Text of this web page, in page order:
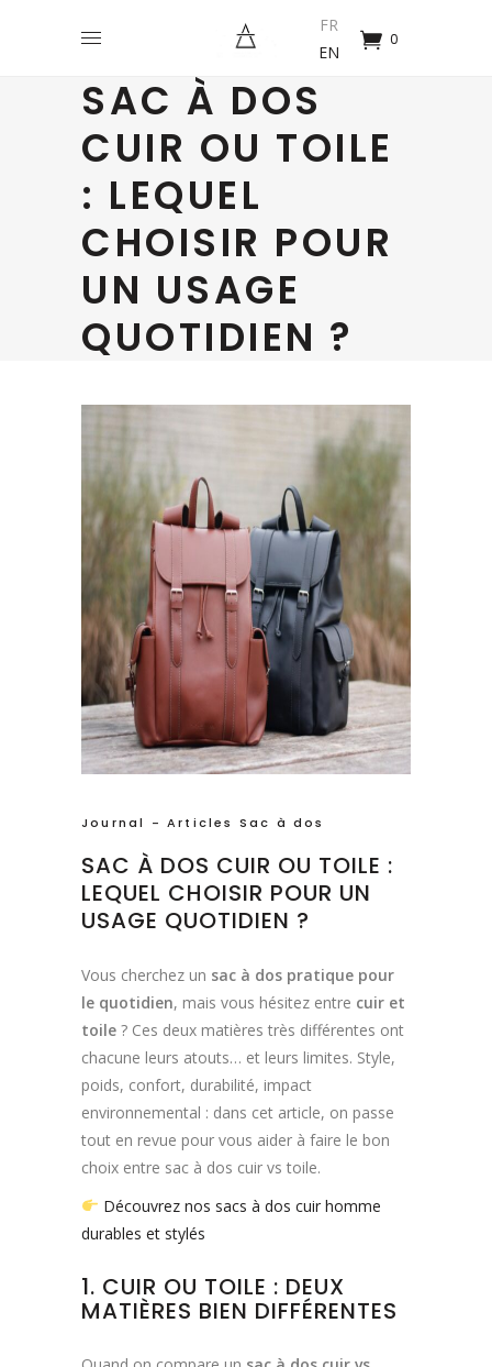
FR
EN
0
SAC À DOS
CUIR OU TOILE
: LEQUEL
CHOISIR POUR
UN USAGE
QUOTIDIEN ?
Journal - Articles Sac à dos
SAC À DOS CUIR OU TOILE :
LEQUEL CHOISIR POUR UN
USAGE QUOTIDIEN ?
Vous cherchez un sac à dos pratique pour
le quotidien, mais vous hésitez entre cuir et
toile ? Ces deux matières très différentes ont
chacune leurs atouts… et leurs limites. Style,
poids, confort, durabilité, impact
environnemental : dans cet article, on passe
tout en revue pour vous aider à faire le bon
choix entre sac à dos cuir vs toile.
Découvrez nos sacs à dos cuir homme
durables et stylés
1. CUIR OU TOILE : DEUX
MATIÈRES BIEN DIFFÉRENTES